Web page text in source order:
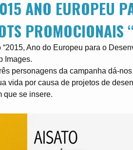
ANO EUROPEU
PROMOCIONAIS “
Ano do Europeu para o
Images.
personagens da campanha dá-
vida por causa de projetos de
que se insere.